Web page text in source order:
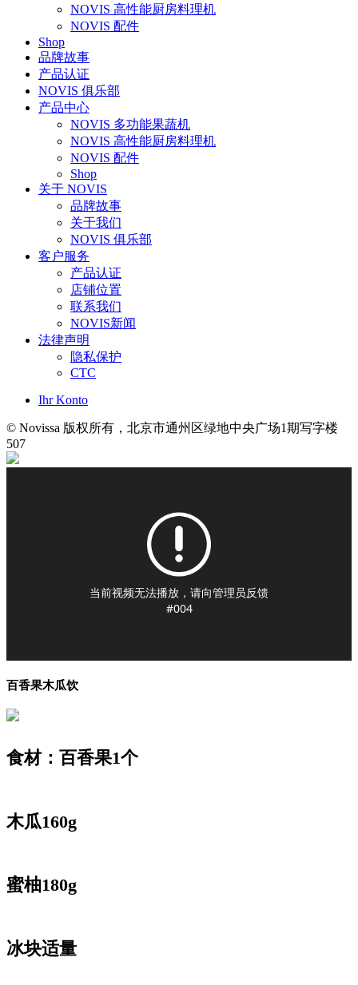
NOVIS 高性能厨房料理机
NOVIS 配件
Shop
品牌故事
产品认证
NOVIS 俱乐部
产品中心
NOVIS 多功能果蔬机
NOVIS 高性能厨房料理机
NOVIS 配件
Shop
关于 NOVIS
品牌故事
关于我们
NOVIS 俱乐部
客户服务
产品认证
店铺位置
联系我们
NOVIS新闻
法律声明
隐私保护
CTC
Ihr Konto
© Novissa 版权所有，北京市通州区绿地中央广场1期写字楼
507
当前视频无法播放，请向管理员反馈
#004
百香果木瓜饮
食材：百香果1个
木瓜160g
蜜柚180g
冰块适量